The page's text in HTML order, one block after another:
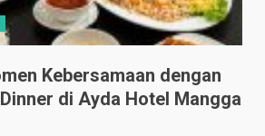
Kebersamaan dengan
di Ayda Hotel Mangga